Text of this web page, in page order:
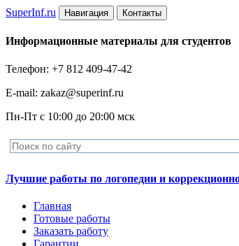
SuperInf.ru Навигация Контакты
Информационные материалы для студентов
Телефон: +7 812 409-47-42
E-mail: zakaz@superinf.ru
Пн-Пт с 10:00 до 20:00 мск
Лучшие работы по логопедии и
Главная
Готовые работы
Заказать работу
Гарантии